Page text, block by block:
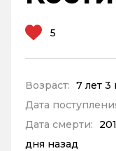
5
Возраст: 7 лет 3
Дата
Дата смерти:
дня назад